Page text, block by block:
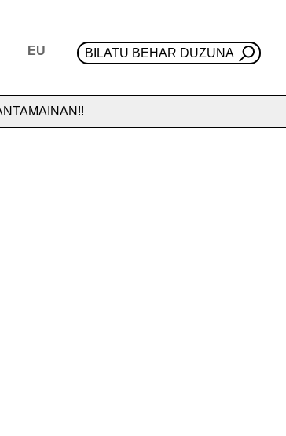
EU BILATU BEHAR DUZUNA